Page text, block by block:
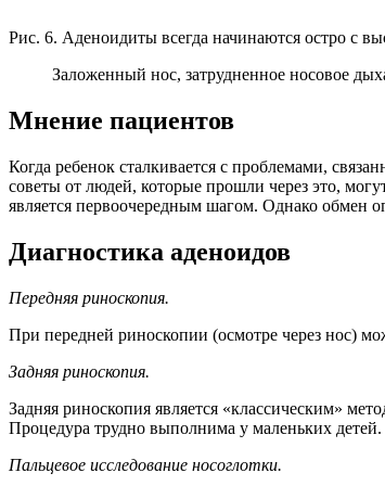
Рис. 6. Аденоидиты всегда начинаются остро с
Заложенный нос, затрудненное носовое
Мнение пациентов
Когда ребенок сталкивается с проблемами,
советы от людей, которые прошли через это,
является первоочередным шагом. Однако
Диагностика аденоидов
Передняя риноскопия.
При передней риноскопии (осмотре через нос)
Задняя риноскопия.
Задняя риноскопия является «классическим»
Процедура трудно выполнима у маленьких детей.
Пальцевое исследование носоглотки.